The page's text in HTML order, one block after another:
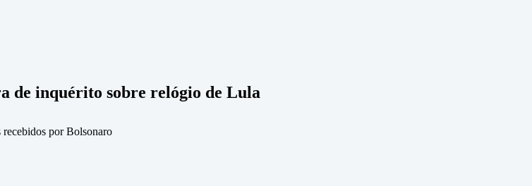
de inquérito sobre relógio de Lula
recebidos por Bolsonaro